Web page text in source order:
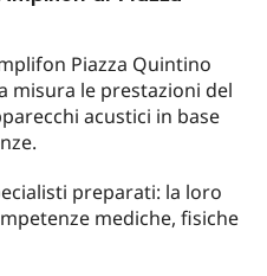
Piazza Quintino
misura le prestazioni del
acustici in base
preparati: la loro
mediche, fisiche